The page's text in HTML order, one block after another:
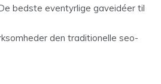
bedste eventyrlige gaveidéer til
den traditionelle seo-